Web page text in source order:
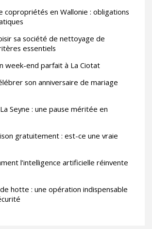
copropriétés en Wallonie : obligations
sa société de nettoyage de
essentiels
week-end parfait à La Ciotat
son anniversaire de mariage
Seyne : une pause méritée en
gratuitement : est-ce une vraie
l’intelligence artificielle réinvente
hotte : une opération indispensable